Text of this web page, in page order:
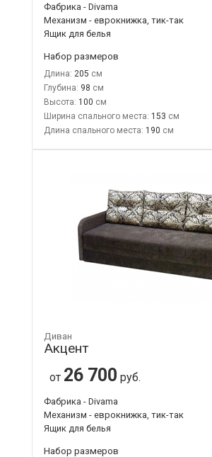
Фабрика - Divama
Механизм - еврокнижка, тик-так
Ящик для белья
Набор размеров
Длина: 205
Глубина: 98
Высота: 100
Ширина спального места: 153
Длина спального места: 190
Диван
Акцент
от 26 700 руб.
Фабрика - Divama
Механизм - еврокнижка, тик-так
Ящик для белья
Набор размеров